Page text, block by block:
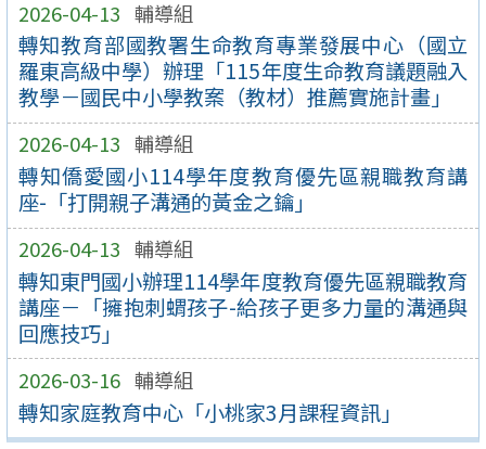
2026-04-13 輔導組
轉知教育部國教署生命教育專業發展中心（國立
羅東高級中學）辦理「115年度生命教育議題融入
教學－國民中小學教案（教材）推薦實施計畫」
2026-04-13 輔導組
轉知僑愛國小114學年度教育優先區親職教育講
座-「打開親子溝通的黃金之鑰」
2026-04-13 輔導組
轉知東門國小辦理114學年度教育優先區親職教育
講座－「擁抱刺蝟孩子-給孩子更多力量的溝通與
回應技巧」
2026-03-16 輔導組
轉知家庭教育中心「小桃家3月課程資訊」